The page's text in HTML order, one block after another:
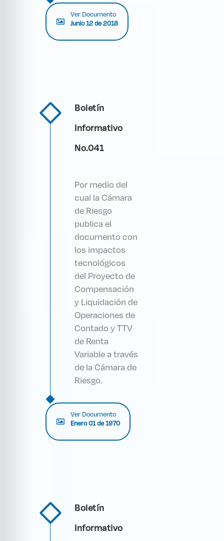
Ver Documento
Junio 12 de 2018
Boletín
Informativo
No.041
Por medio del
cual la Cámara
de Riesgo
publica el
documento con
los impactos
tecnológicos
del Proyecto de
Compensación
y Liquidación de
Operaciones de
Contado y TTV
de Renta
Variable a través
de la Cámara de
Riesgo.
Ver Documento
Enero 01 de 1970
Boletín
Informativo